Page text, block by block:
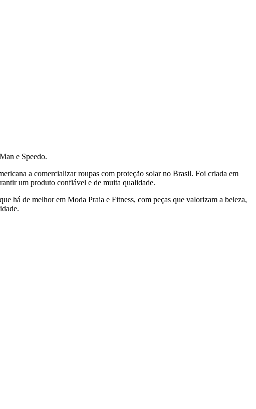
e Speedo.
a comercializar roupas com proteção solar no Brasil. Foi criada em
um produto confiável e de muita qualidade.
há de melhor em Moda Praia e Fitness, com peças que valorizam a beleza,